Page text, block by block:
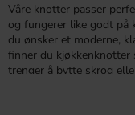
Våre knotter passer
og fungerer like godt på
du ønsker et moderne,
finner du
trenger å bytte skrog